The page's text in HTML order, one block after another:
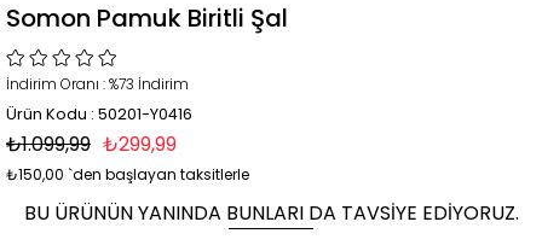
Somon Pamuk Biritli Şal
İndirim Oranı :%73 İndirim
Ürün Kodu : 50201-Y0416
₺1.099,99 ₺299,99
₺150,00 `den başlayan taksitlerle
BU ÜRÜNÜN YANINDA BUNLARI DA TAVSIYE EDIYORUZ.